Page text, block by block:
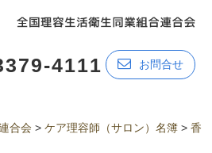
4111 お問合せ
合会 >ケア理容師（サロン）名簿 >香